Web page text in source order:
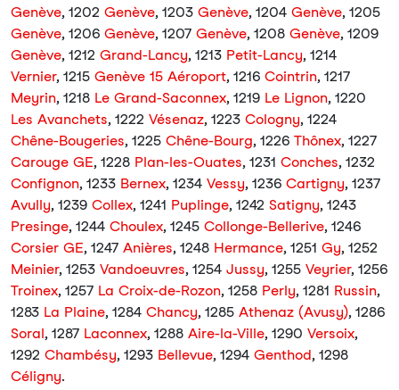
Genève, 1202 Genève, 1203 Genève, 1204 Genève, 1205
Genève, 1206 Genève, 1207 Genève, 1208 Genève, 1209
Genève, 1212 Grand-Lancy, 1213 Petit-Lancy, 1214
Vernier, 1215 Genève 15 Aéroport, 1216 Cointrin, 1217
Meyrin, 1218 Le Grand-Saconnex, 1219 Le Lignon, 1220
Les Avanchets, 1222 Vésenaz, 1223 Cologny, 1224
Chêne-Bougeries, 1225 Chêne-Bourg, 1226 Thônex, 1227
Carouge GE, 1228 Plan-les-Ouates, 1231 Conches, 1232
Confignon, 1233 Bernex, 1234 Vessy, 1236 Cartigny, 1237
Avully, 1239 Collex, 1241 Puplinge, 1242 Satigny, 1243
Presinge, 1244 Choulex, 1245 Collonge-Bellerive, 1246
Corsier GE, 1247 Anières, 1248 Hermance, 1251 Gy, 1252
Meinier, 1253 Vandoeuvres, 1254 Jussy, 1255 Veyrier, 1256
Troinex, 1257 La Croix-de-Rozon, 1258 Perly, 1281 Russin,
1283 La Plaine, 1284 Chancy, 1285 Athenaz (Avusy), 1286
Soral, 1287 Laconnex, 1288 Aire-la-Ville, 1290 Versoix,
1292 Chambésy, 1293 Bellevue, 1294 Genthod, 1298
Céligny.